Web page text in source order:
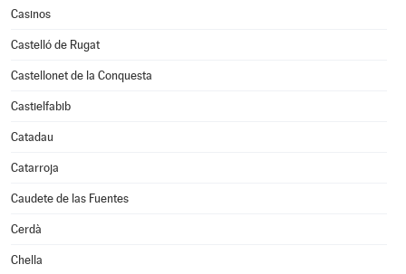
Casinos
Castelló de Rugat
Castellonet de la Conquesta
Castielfabib
Catadau
Catarroja
Caudete de las Fuentes
Cerdà
Chella